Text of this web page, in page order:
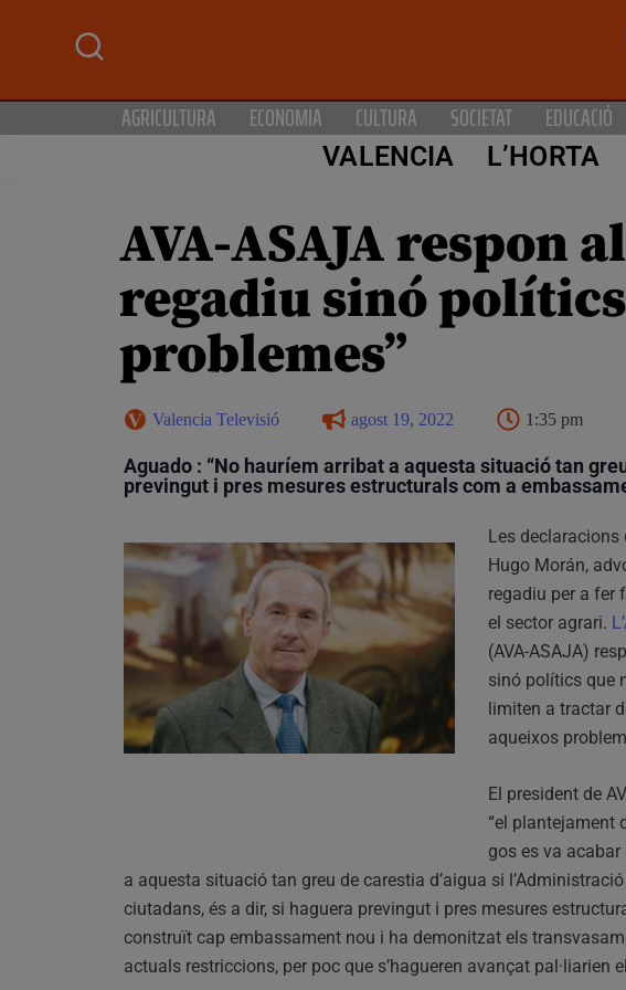
AGRICULTURA ECONOMIA CULTURA SOCIETAT EDUCACIÓ
VALENCIA L’HORTA
AVA-ASAJA respon
regadiu sinó
problemes”
Valencia Televisió agost 19, 2022 1:35 pm
Aguado : “No hauríem arribat a aquesta situació tan
previngut i pres mesures estructurals com a
Les declaracions
Hugo Morán,
regadiu per a fer
el sector agrari.
(AVA-ASAJA)
sinó polítics que
limiten a tractar
aqueixos
El president de
“el plantejament
gos es va acabar
a aquesta situació tan greu de carestia d’aigua si
ciutadans, és a dir, si haguera previngut i pres mesures
construït cap embassament nou i ha demonitzat els
actuals restriccions, per poc que s’hagueren avançat pal·liarien